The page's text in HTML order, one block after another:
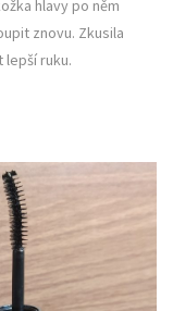
hlavy po něm
znovu. Zkusila
lepší ruku.